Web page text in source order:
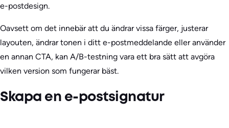
e-postdesign.
Oavsett om det innebär att du ändrar vissa färger, justerar
layouten, ändrar tonen i ditt e-postmeddelande eller använder
en annan CTA, kan A/B-testning vara ett bra sätt att avgöra
vilken version som fungerar bäst.
Skapa en e-postsignatur